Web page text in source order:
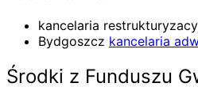
kancelaria
Bydgoszcz kancelaria
Środki z Funduszu